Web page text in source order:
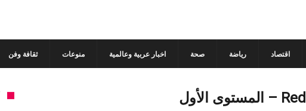
اقتصاد رياضة صحة اخبار عربية وعالمية منوعات ثقافة وفن